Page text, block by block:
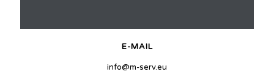
E-MAIL
info@m-serv.eu